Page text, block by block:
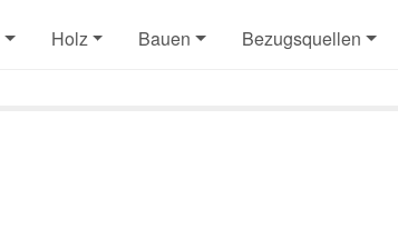
Holz Bauen Bezugsquellen